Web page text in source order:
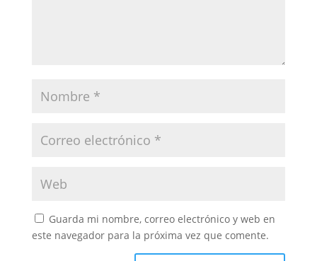
Guarda mi nombre, correo electrónico y web en
este navegador para la próxima vez que comente.